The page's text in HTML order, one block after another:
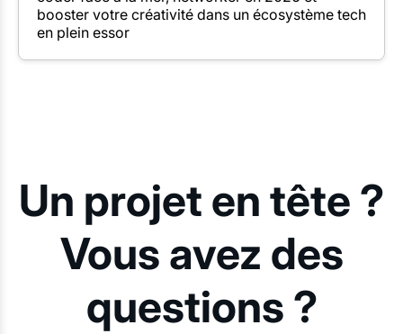
booster votre créativité dans un écosystème tech
en plein essor
Un projet en tête ?
Vous avez des
questions ?